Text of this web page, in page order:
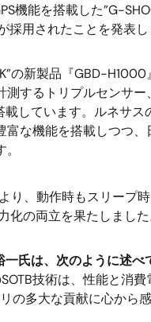
機能を搭載した”G-
用されたことを発表し
の新製品『GBD-
するトリプルセンサ
しています。ルネサ
な機能を搭載しつつ
り、動作時もスリープ
の両立を果たしました
は、次のように述べ
技術は、性能と消
多大な貢献に心から感